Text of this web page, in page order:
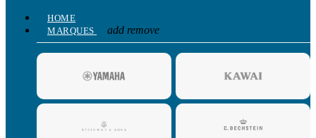
HOME
MARQUES
add remove